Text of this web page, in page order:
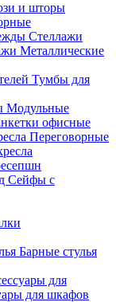
и шторы
Стеллажи
Металлические
Тумбы для
Модульные
офисные
Переговорные
Сейфы с
Барные стулья
для
для шкафов